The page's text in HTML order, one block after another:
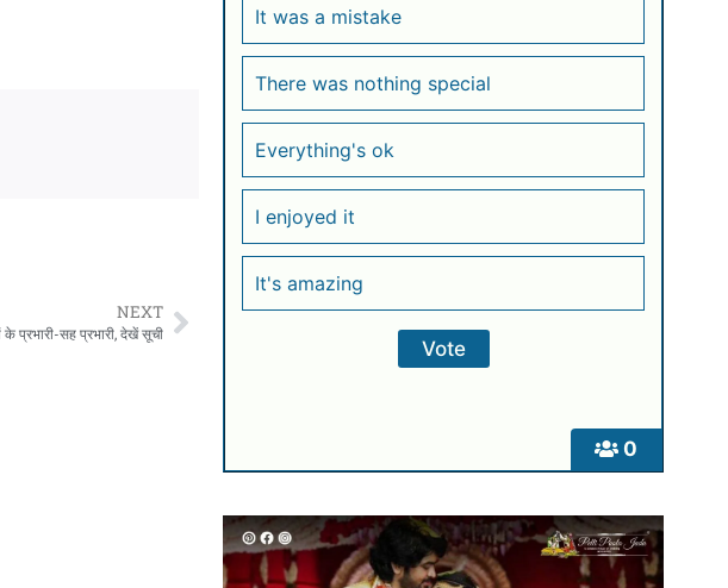
NEXT
के प्रभारी-सह प्रभारी, देखें सूची
0
It was a mistake
There was nothing special
Everything's ok
I enjoyed it
It's amazing